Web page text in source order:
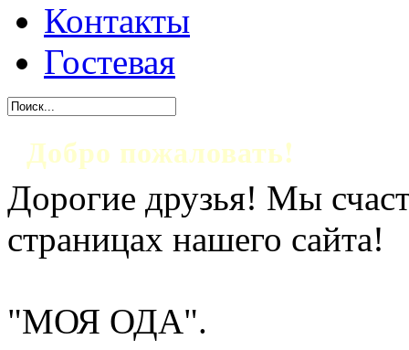
Контакты
Гостевая
Добро пожаловать!
Дорогие друзья! Мы
страницах нашего сайта!
"МОЯ ОДА".